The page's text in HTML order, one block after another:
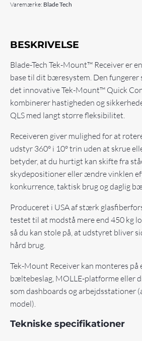
Varemærke: Blade Tech
BESKRIVELSE
Blade-Tech Tek-Mount™ Receiver er
base til dit bæresystem. Den fungerer
det innovative Tek-Mount™ Quick
kombinerer hastigheden og
QLS med langt større fleksibilitet.
Receiveren giver mulighed for at
udstyr 360° i 10° trin uden at skrue
betyder, at du hurtigt kan skifte fra
skydepositioner eller ændre vinklen
konkurrence, taktisk brug og daglig
Produceret i USA af stærk
testet til at modstå mere end 450 kg
så du kan stole på, at udstyret bliver
hård brug.
Tek-Mount Receiver kan monteres på
bæltebeslag, MOLLE-platforme eller
som dashboards og arbejdsstationer
model).
Tekniske specifikationer